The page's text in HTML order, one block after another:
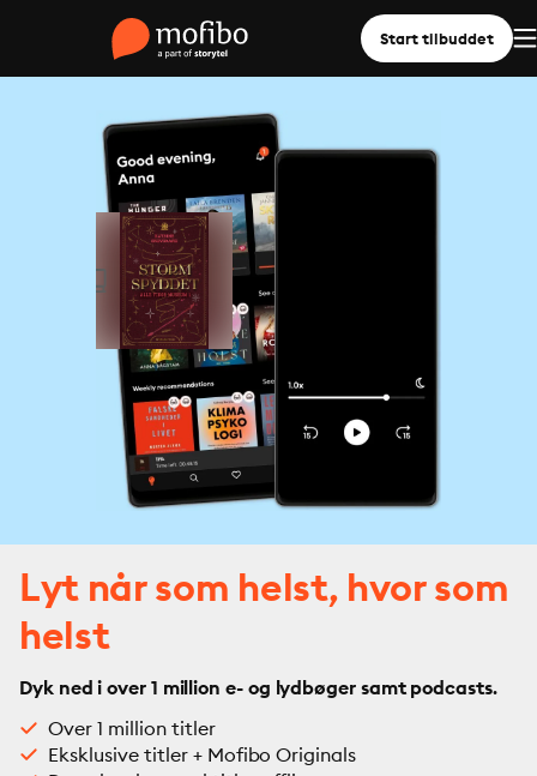
Start tilbuddet
Lyt når som helst, hvor som
helst
Dyk ned i over 1 million e- og lydbøger samt podcasts.
Over 1 million titler
Eksklusive titler + Mofibo Originals